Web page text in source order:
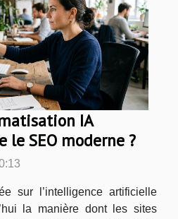
IA
SEO moderne ?
sur l’intelligence artificielle
la manière dont les sites